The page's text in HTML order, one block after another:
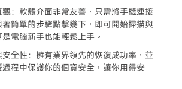
：軟體介面非常友善，只需將手機連接
著簡單的步驟點擊幾下，即可開始掃描與
電腦新手也能輕鬆上手。
安全性：擁有業界領先的恢復成功率，並
過程中保護你的個資安全，讓你用得安